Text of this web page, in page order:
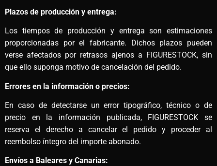
Plazos de producción y entrega:
Los tiempos de producción y entrega son estimaciones
proporcionadas por el fabricante. Dichos plazos pueden
verse afectados por retrasos ajenos a FIGURESTOCK, sin
que ello suponga motivo de cancelación del pedido.
Errores en la información o precios:
En caso de detectarse un error tipográfico, técnico o de
precio en la información publicada, FIGURESTOCK se
reserva el derecho a cancelar el pedido y proceder al
reembolso íntegro del importe abonado.
Envíos a Baleares y Canarias: